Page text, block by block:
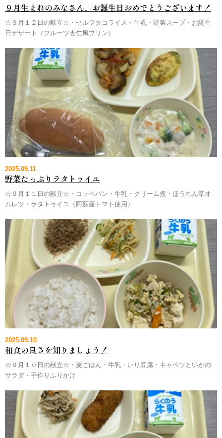
９月生まれのみなさん、お誕生日おめでとうございます！
☆９月１２日の献立☆・セルフタコライス・牛乳・野菜スープ・お誕生
日デザート（フルーツ杏仁風プリン）
2025.09.11
野菜たっぷりラタトゥイユ
☆９月１１日の献立☆・コッペパン・牛乳・クリーム煮・ほうれん草オ
ムレツ・ラタトゥイユ（阿蘇産トマト使用）
2025.09.10
和食の良さを知りましょう！
☆９月１０日の献立☆・麦ごはん・牛乳・いり豆腐・キャベツといかの
サラダ・手作りふりかけ